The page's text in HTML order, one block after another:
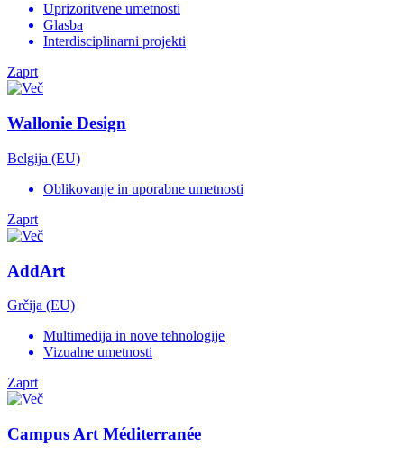
Uprizoritvene umetnosti
Glasba
Interdisciplinarni projekti
Zaprt
Wallonie Design
Belgija (EU)
Oblikovanje in uporabne umetnosti
Zaprt
AddArt
Grčija (EU)
Multimedija in nove tehnologije
Vizualne umetnosti
Zaprt
Campus Art Méditerranée